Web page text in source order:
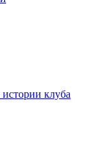
клуба